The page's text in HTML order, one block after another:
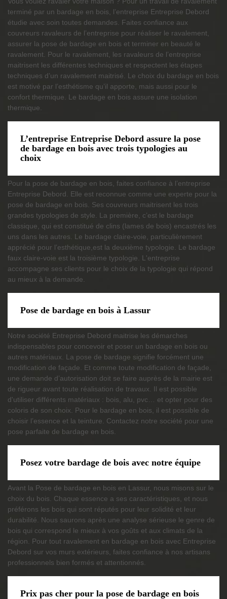
terminé par un bardage en bois, l’entreprise Entreprise Debord
étudie avec soin toutes demandes. Faites confiance aux
couvreurs ravaleurs de l’entreprise pour réaliser le ravalement,
assurer la pose de bardage en bois et terminer en beauté le
ravalement. Pour le ravalement, les ravaleurs de l’entreprise
maitrisent les différentes techniques et respectent les étapes
techniques d’un ravalement maitrisé. Le choix du bardage en bois
est motivé par l’esthétisme qu’il apporte, mais aussi pour le
confort thermique. Le bardage en bois assure une isolation
thermique.
L’entreprise Entreprise Debord assure la pose
de bardage en bois avec trois typologies au
choix
Pour la pose de bardage en bois, faites confiance à l’entreprise
Entreprise Debord. Elle est reconnue comme une experte pour la
pose de bardage en bois. Ses couvreurs maitrisent les trois
grandes typologies de style. La première, c’est le bardage
classique, qui est constitué de clins (lames de bois) encastrés les
uns dans les autres. Le bardage claire-voie, particulièrement
apprécié pour l’esthétique,est la deuxième typologie. Le bardage
faux claire-voie est la troisième typologie. L'entreprise
accompagne ses clients pour le choix de la typologie qui répond
au mieux à la demande.
Pose de bardage en bois à Lassur
Notre société Entreprise Debord maitrise les démarches
indispensables pour concevoir et poser un bardage en bois ou
autres matériaux. La pose de bardage signifie forcément une
modification de façade. Et comme toute modification de façade,
une demande d’autorisation doit se faire auprès de la mairie est
de rigueur avant toute réalisation de travaux. Il est possible
d'utiliser différents matériaux : bois, alu, pvc… et opter pour des
coloris de son choix. Pour le bardage en bois, il est possible de
choisir l’essence et la teinture. Contactez notre société pour une
pose parfaite de bardage en bois.
Posez votre bardage de bois avec notre équipe
Avant la Pose de bardage en bois en Lassur, nous misons sur le
choix du bois. Chaque essence a ses caractéristiques, et nous
préférons les bois qui sont réputés pour leur solidité et leur
durabilité. Nous saurons après une analyse sérieuse le genre de
bois qui correspond le mieux à vos goûts et aux climats de la
région. Pour tout ravalement en bardage en bois avec Entreprise
Debord sur vos murs extérieurs, faites confiance à nos artisans
professionnels bien formés et attentionnés.
Prix pas cher pour la pose de bardage en bois